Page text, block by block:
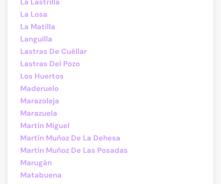
La Lastrilla
La Losa
La Matilla
Languilla
Lastras De Cuéllar
Lastras Del Pozo
Los Huertos
Maderuelo
Marazoleja
Marazuela
Martín Miguel
Martín Muñoz De La Dehesa
Martín Muñoz De Las Posadas
Marugán
Matabuena